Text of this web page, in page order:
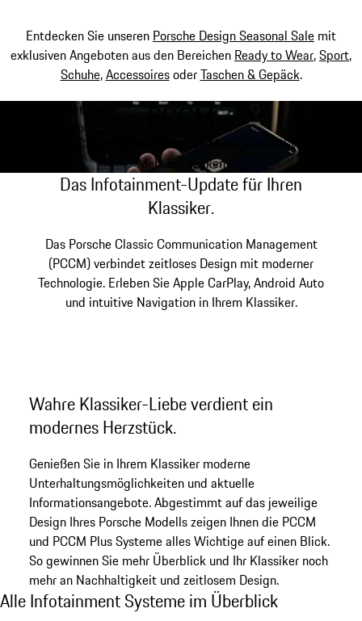
Entdecken Sie unseren Porsche Design Seasonal Sale mit
exklusiven Angeboten aus den Bereichen Ready to Wear,Sport,
Schuhe,AccessoiresoderTaschen & Gepäck.
open the
shop search
My shopping bag, 0
PCCM
Porsche Classic Communication Management Systeme
Mehr entdecken
Das Infotainment-Update für Ihren
Klassiker.
Das Porsche Classic Communication Management
(PCCM) verbindet zeitloses Design mit moderner
Technologie. Erleben Sie Apple CarPlay, Android Auto
und intuitive Navigation in Ihrem Klassiker.
Wahre Klassiker-Liebe verdient ein
modernes Herzstück.
Genießen Sie in Ihrem Klassiker moderne
Unterhaltungsmöglichkeiten und aktuelle
Informationsangebote. Abgestimmt auf das jeweilige
Design Ihres Porsche Modells zeigen Ihnen die PCCM
und PCCM Plus Systeme alles Wichtige auf einen Blick.
So gewinnen Sie mehr Überblick und Ihr Klassiker noch
mehr an Nachhaltigkeit und zeitlosem Design.
Alle Infotainment Systeme im Überblick
Alle Infotainment Systeme im Überblick